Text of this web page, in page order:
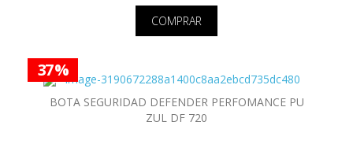
COMPRAR
37 %
BOTA SEGURIDAD DEFENDER PERFOMANCE PU
ZUL DF 720